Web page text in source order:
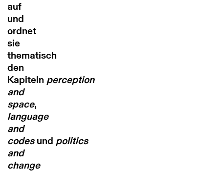
auf
und
ordnet
sie
thematisch
den
Kapiteln perception
and
space,
language
and
codesund politics
and
change